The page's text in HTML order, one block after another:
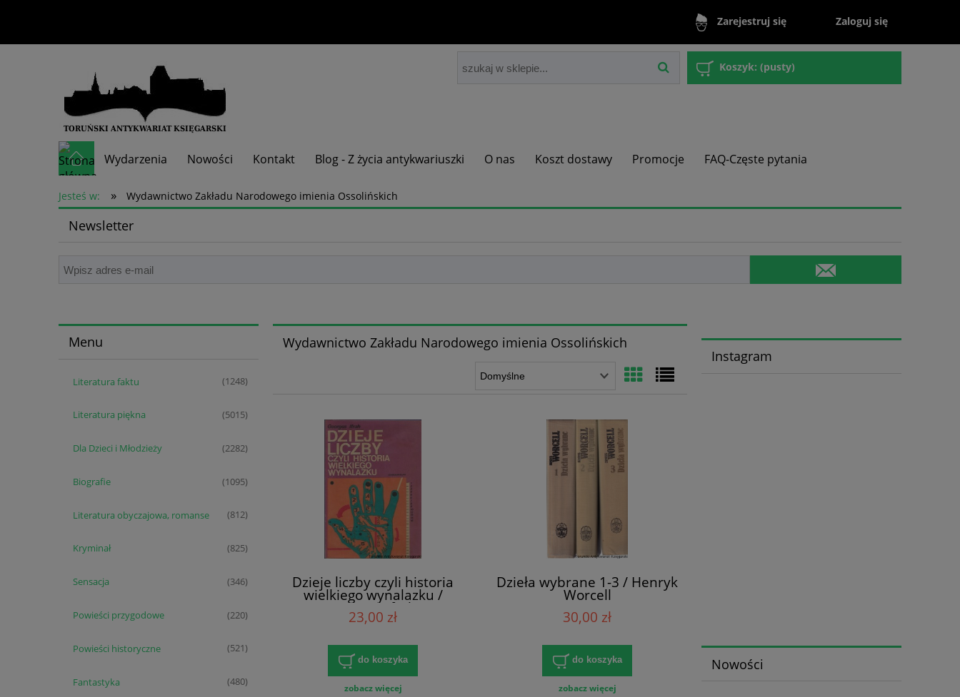
Zarejestruj się Zaloguj się
Koszyk: (pusty)
Wydarzenia Nowości Kontakt Blog - Z życia antykwariuszki O nas Koszt dostawy Promocje FAQ-Częste pytania
Skup książek
Jesteś w: » Wydawnictwo Zakładu Narodowego imienia Ossolińskich
Newsletter
Menu
Literatura faktu (1248)
Literatura piękna (5015)
Dla Dzieci i Młodzieży (2282)
Biografie (1095)
Literatura obyczajowa, romanse (812)
Kryminał (825)
Sensacja (346)
Powieści przygodowe (220)
Powieści historyczne (521)
Fantastyka (480)
Wydawnictwo Zakładu Narodowego imienia Ossolińskich
Dzieje liczby czyli historia
wielkiego wynalazku /
Georges Ifrah
23,00 zł
do koszyka
zobacz więcej
Dzieła wybrane 1-3 / Henryk
Worcell
30,00 zł
do koszyka
zobacz więcej
Instagram
Nowości